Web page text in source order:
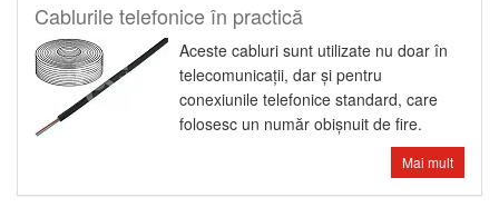
Cablurile telefonice în practică
Aceste cabluri sunt utilizate nu doar în
telecomunicaţii, dar şi pentru
conexiunile telefonice standard, care
folosesc un număr obişnuit de fire.
Mai mult